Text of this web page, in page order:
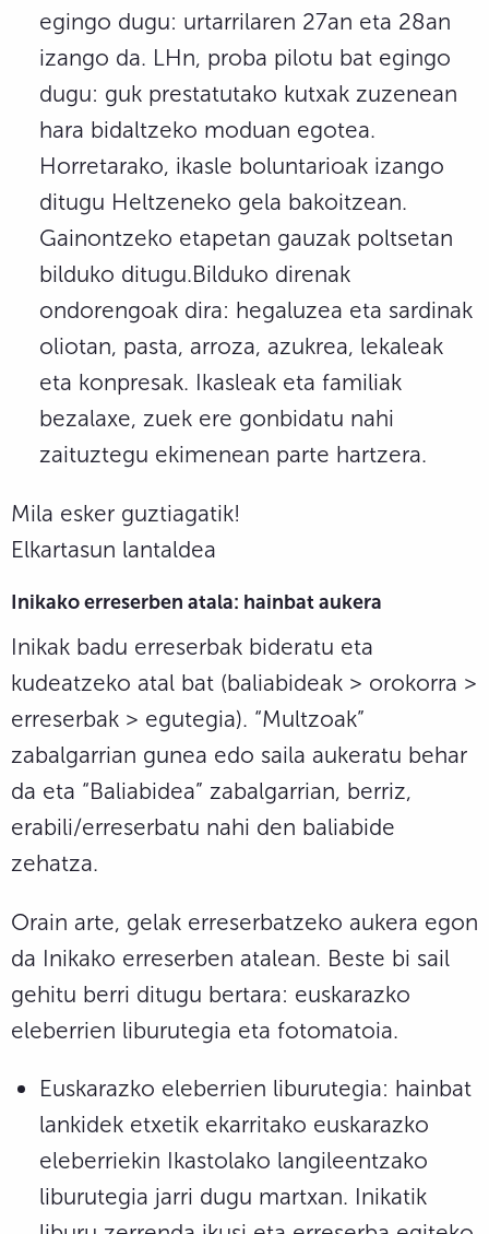
egingo dugu: urtarrilaren 27an eta 28an
izango da. LHn, proba pilotu bat egingo
dugu: guk prestatutako kutxak zuzenean
hara bidaltzeko moduan egotea.
Horretarako, ikasle boluntarioak izango
ditugu Heltzeneko gela bakoitzean.
Gainontzeko etapetan gauzak poltsetan
bilduko ditugu.Bilduko direnak
ondorengoak dira: hegaluzea eta sardinak
oliotan, pasta, arroza, azukrea, lekaleak
eta konpresak. Ikasleak eta familiak
bezalaxe, zuek ere gonbidatu nahi
zaituztegu ekimenean parte hartzera.
Mila esker guztiagatik!
Elkartasun lantaldea
Inikako erreserben atala: hainbat aukera
Inikak badu erreserbak bideratu eta
kudeatzeko atal bat (baliabideak > orokorra >
erreserbak > egutegia). “Multzoak”
zabalgarrian gunea edo saila aukeratu behar
da eta “Baliabidea” zabalgarrian, berriz,
erabili/erreserbatu nahi den baliabide
zehatza.
Orain arte, gelak erreserbatzeko aukera egon
da Inikako erreserben atalean. Beste bi sail
gehitu berri ditugu bertara: euskarazko
eleberrien liburutegia eta fotomatoia.
Euskarazko eleberrien liburutegia: hainbat
lankidek etxetik ekarritako euskarazko
eleberriekin Ikastolako langileentzako
liburutegia jarri dugu martxan. Inikatik